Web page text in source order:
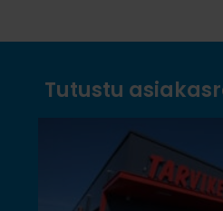
Tutustu